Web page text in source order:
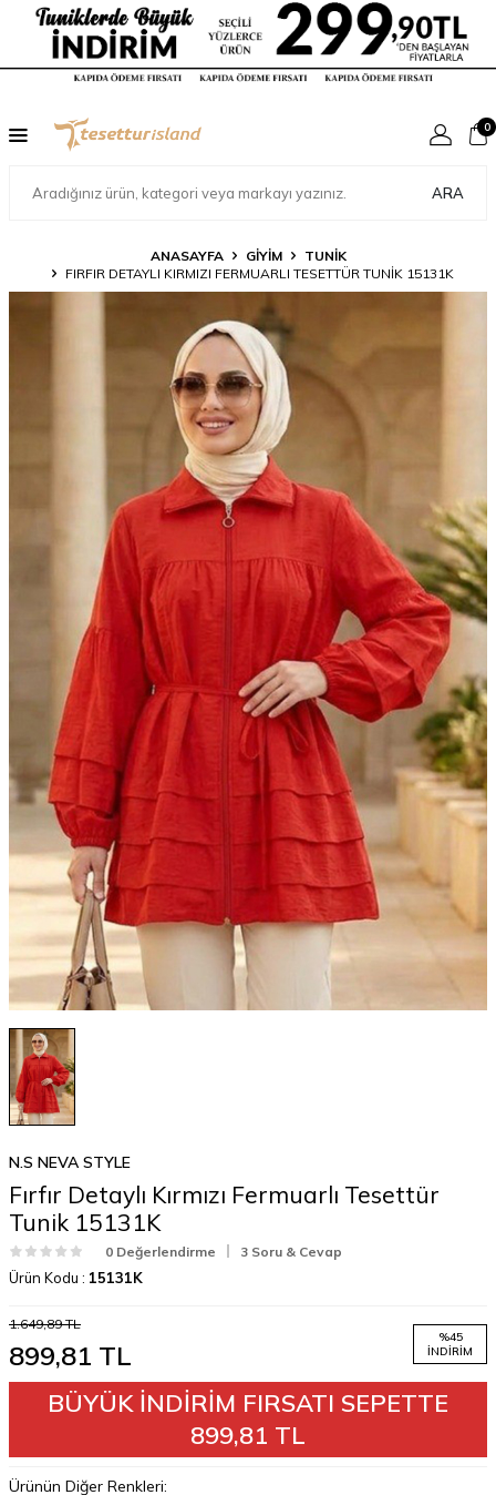
ARA
0
ANASAYFA GİYİM
TUNİK
FIRFIR DETAYLI KIRMIZI FERMUARLI TESETTÜR TUNIK 15131K
N.S NEVA STYLE
Fırfır Detaylı Kırmızı Fermuarlı Tesettür
Tunik 15131K
0 Değerlendirme 3 Soru & Cevap
Ürün Kodu : 15131K
1.649,89TL
899,81 TL
%45
İNDIRIM
BÜYÜK İNDİRİM FIRSATI SEPETTE
899,81 TL
Ürünün Diğer Renkleri: